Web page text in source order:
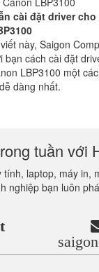
cài đặt driver cho
này, Saigon
bạn cách cài đặt
LBP3100 một
dàng nhất.
tuần với
laptop, máy in,
nghiệp bạn luôn